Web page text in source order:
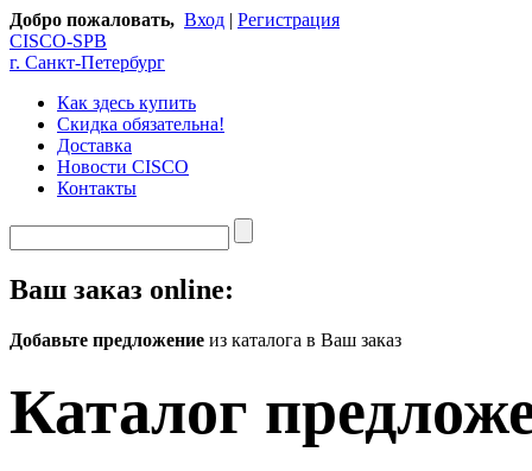
Добро пожаловать, Вход | Регистрация
CISCO-SPB
г. Санкт-Петербург
Как здесь купить
Скидка обязательна!
Доставка
Новости CISCO
Контакты
Ваш заказ online:
Добавьте предложение из каталога в Ваш заказ
Каталог